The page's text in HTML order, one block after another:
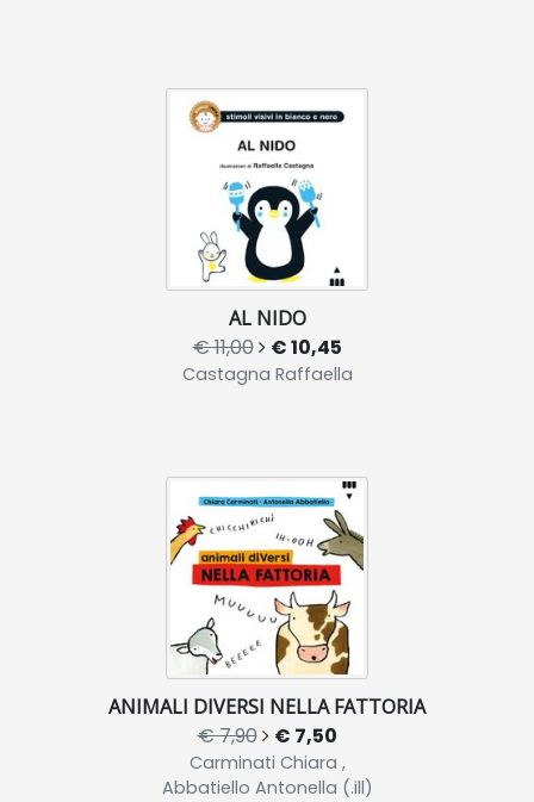
AL NIDO
€ 11,00 € 10,45
Castagna Raffaella
ANIMALI DIVERSI NELLA FATTORIA
€ 7,90 € 7,50
Carminati Chiara ,
Abbatiello Antonella (.ill)